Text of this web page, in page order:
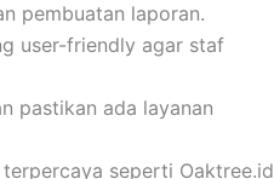
pembuatan laporan.
user-friendly agar staf
pastikan ada layanan
seperti Oaktree.id